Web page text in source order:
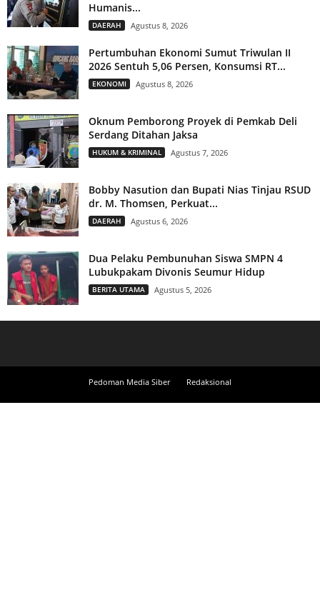
Humanis...
DAERAH Agustus 8, 2026
Pertumbuhan Ekonomi Sumut Triwulan II
2026 Sentuh 5,06 Persen, Konsumsi RT...
EKONOMI Agustus 8, 2026
Oknum Pemborong Proyek di Pemkab Deli
Serdang Ditahan Jaksa
HUKUM & KRIMINAL Agustus 7, 2026
Bobby Nasution dan Bupati Nias Tinjau RSUD
dr. M. Thomsen, Perkuat...
DAERAH Agustus 6, 2026
Dua Pelaku Pembunuhan Siswa SMPN 4
Lubukpakam Divonis Seumur Hidup
BERITA UTAMA Agustus 5, 2026
Pedoman Media Siber Redaksional